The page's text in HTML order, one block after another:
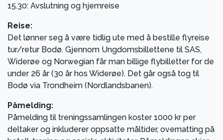
15.30: Avslutning og hjemreise
Reise:
Det lønner seg å være tidlig ute med å bestille flyreise
tur/retur Bodø. Gjennom Ungdomsbillettene til SAS,
Widerøe og Norwegian får man billige flybilletter for de
under 26 år (30 år hos Widerøe). Det går også tog til
Bodø via Trondheim (Nordlandsbanen).
Påmelding:
Påmelding til treningssamlingen koster 1000 kr per
deltaker og inkluderer oppsatte måltider, overnatting på